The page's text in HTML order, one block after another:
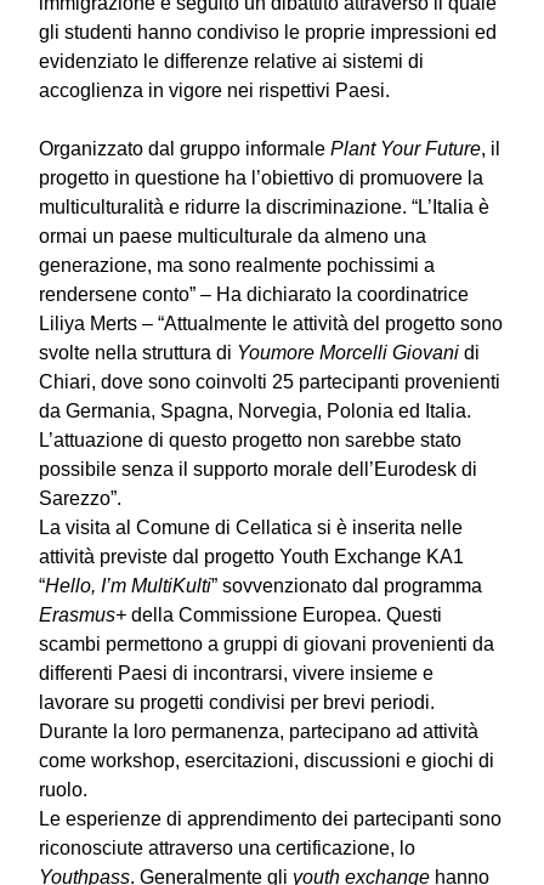
gli studenti hanno condiviso le proprie impressioni ed
evidenziato le differenze relative ai sistemi di
accoglienza in vigore nei rispettivi Paesi.
Organizzato dal gruppo informale Plant Your Future, il
progetto in questione ha l’obiettivo di promuovere la
multiculturalità e ridurre la discriminazione. “L’Italia è
ormai un paese multiculturale da almeno una
generazione, ma sono realmente pochissimi a
rendersene conto” – Ha dichiarato la coordinatrice
Liliya Merts – “Attualmente le attività del progetto sono
svolte nella struttura di Youmore Morcelli Giovani di
Chiari, dove sono coinvolti 25 partecipanti provenienti
da Germania, Spagna, Norvegia, Polonia ed Italia.
L’attuazione di questo progetto non sarebbe stato
possibile senza il supporto morale dell’Eurodesk di
Sarezzo”.
La visita al Comune di Cellatica si è inserita nelle
attività previste dal progetto Youth Exchange KA1
“Hello, I’m MultiKulti” sovvenzionato dal programma
Erasmus+ della Commissione Europea. Questi
scambi permettono a gruppi di giovani provenienti da
differenti Paesi di incontrarsi, vivere insieme e
lavorare su progetti condivisi per brevi periodi.
Durante la loro permanenza, partecipano ad attività
come workshop, esercitazioni, discussioni e giochi di
ruolo.
Le esperienze di apprendimento dei partecipanti sono
riconosciute attraverso una certificazione, lo
Youthpass. Generalmente gli youth exchange hanno